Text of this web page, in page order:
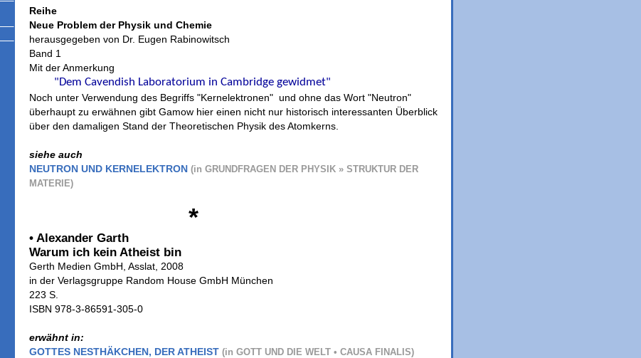
Reihe
Neue Problem der Physik und Chemie
herausgegeben von Dr. Eugen Rabinowitsch
Band 1
Mit der Anmerkung
"Dem Cavendish Laboratorium in Cambridge gewidmet"
Noch unter Verwendung des Begriffs "Kernelektronen" und ohne das Wort "Neutron"
überhaupt zu erwähnen gibt Gamow hier einen nicht nur historisch interessanten Überblick
über den damaligen Stand der Theoretischen Physik des Atomkerns.
siehe auch
NEUTRON UND KERNELEKTRON (in GRUNDFRAGEN DER PHYSIK » STRUKTUR DER
MATERIE)
*
• Alexander Garth
Warum ich kein Atheist bin
Gerth Medien GmbH, Asslat, 2008
in der Verlagsgruppe Random House GmbH München
223 S.
ISBN 978-3-86591-305-0
erwähnt in:
GOTTES NESTHÄKCHEN, DER ATHEIST (in GOTT UND DIE WELT • CAUSA FINALIS)